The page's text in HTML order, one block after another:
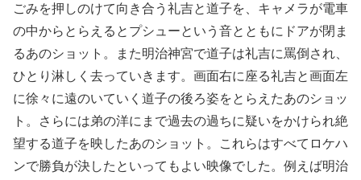
ごみを押しのけて向き合う礼吉と道子を、キャメラが電車
の中からとらえるとプシューという音とともにドアが閉ま
るあのショット。また明治神宮で道子は礼吉に罵倒され、
ひとり淋しく去っていきます。画面右に座る礼吉と画面左
に徐々に遠のいていく道子の後ろ姿をとらえたあのショッ
ト。さらには弟の洋にまで過去の過ちに疑いをかけられ絶
望する道子を映したあのショット。これらはすべてロケハ
ンで勝負が決したといってもよい映像でした。例えば明治